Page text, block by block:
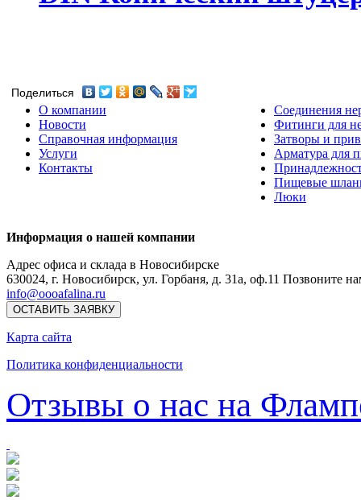
Поделиться
О компании
Новости
Справочная информация
Услуги
Контакты
Соединения
Фитинги для
Затворы и
Арматура для
Пищевые
Люки
Информация о нашей компании
Адрес офиса и склада в Новосибирске
630024, г. Новосибирск, ул. Горбаня, д. 31а, оф.11 Позвоните
info@oooafalina.ru
ОСТАВИТЬ ЗАЯВКУ
Карта сайта
Политика конфиденциальности
Отзывы о нас на